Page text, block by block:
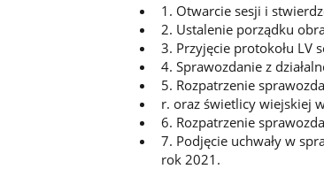
1. Otwarcie sesji i
2. Ustalenie porządku
3. Przyjęcie protokołu LV
4. Sprawozdanie z
5. Rozpatrzenie
r. oraz świetlicy wiejskiej
6. Rozpatrzenie
7. Podjęcie uchwały w
rok 2021.